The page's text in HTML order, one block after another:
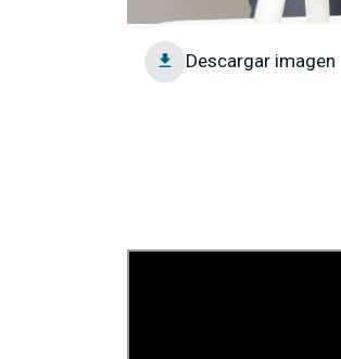
Descargar imagen